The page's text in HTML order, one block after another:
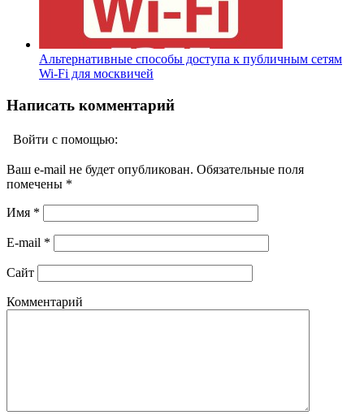
Альтернативные способы доступа к публичным сетям
Wi-Fi для москвичей
Написать комментарий
Войти с помощью:
Ваш e-mail не будет опубликован. Обязательные поля
помечены *
Имя *
E-mail *
Сайт
Комментарий